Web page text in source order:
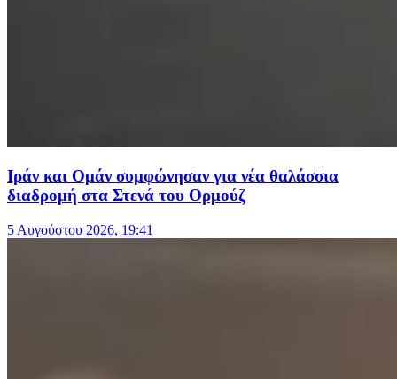
Ιράν και Ομάν συμφώνησαν για νέα θαλάσσια
διαδρομή στα Στενά του Ορμούζ
5 Αυγούστου 2026, 19:41